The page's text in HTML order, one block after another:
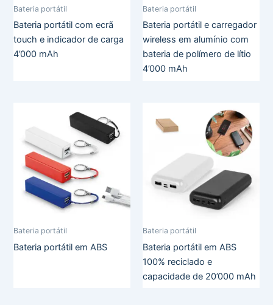
Bateria portátil
Bateria portátil com ecrã
touch e indicador de carga
4’000 mAh
Bateria portátil
Bateria portátil e carregador
wireless em alumínio com
bateria de polímero de lítio
4’000 mAh
Bateria portátil
Bateria portátil em ABS
Bateria portátil
Bateria portátil em ABS
100% reciclado e
capacidade de 20’000 mAh